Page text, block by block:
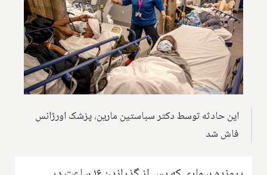
این حادثه توسط دکتر سباستین مارین، پزشک اورژانس
فاش شد